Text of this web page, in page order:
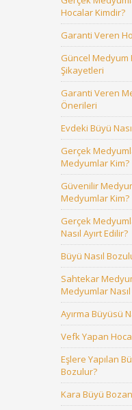
Hocalar Kimdir?
Garanti Veren
Güncel Medyum
Şikayetleri
Garanti Veren
Önerileri
Evdeki Büyü
Gerçek
Medyumlar Kim?
Güvenilir
Medyumlar Kim?
Gerçek
Nasıl Ayırt Edilir?
Büyü Nasıl
Sahtekar
Medyumlar Nasıl
Ayırma Büyüsü
Vefk Yapan
Eşlere Yapılan
Bozulur?
Kara Büyü